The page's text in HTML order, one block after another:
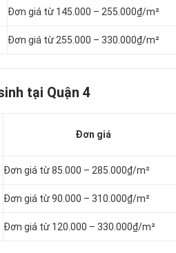
Đơn giá từ 145.000 – 255.000₫/m²
Đơn giá từ 255.000 – 330.000₫/m²
tại Quận 4
Đơn giá
Đơn giá từ 85.000 – 285.000₫/m²
Đơn giá từ 90.000 – 310.000₫/m²
Đơn giá từ 120.000 – 330.000₫/m²